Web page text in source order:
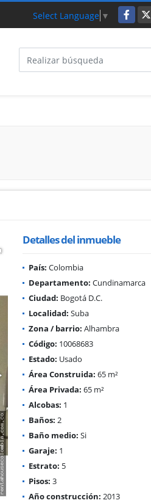
Select Language ▼ Facebook
X
Detalles del inmueble
País: Colombia
Departamento: Cundinamarca
Ciudad: Bogotá D.C.
Localidad: Suba
Zona / barrio: Alhambra
Código: 10068683
Estado: Usado
Área Construida: 65 m²
Área Privada: 65 m²
Alcobas: 1
Baños: 2
Baño medio: Si
Garaje: 1
Estrato: 5
Pisos: 3
Año construcción: 2013